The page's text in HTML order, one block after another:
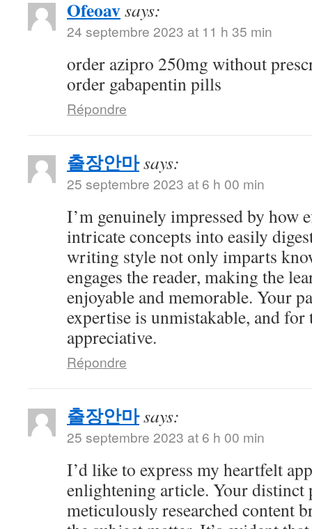
Ofeoavsays:
24 septembre 2023 at 11 h 35 min
order azipro 250mg without
order gabapentin pills
Répondre
출장안마says:
25 septembre 2023 at 6 h 00 min
I’m genuinely impressed by how
intricate concepts into easily
writing style not only imparts
engages the reader, making the
enjoyable and memorable. Your
expertise is unmistakable, and for
appreciative.
Répondre
출장안마says:
25 septembre 2023 at 6 h 00 min
I’d like to express my heartfelt
enlightening article. Your distinct
meticulously researched content